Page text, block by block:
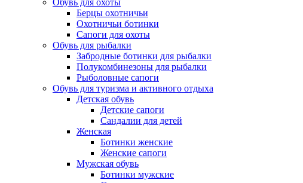
Обувь для охоты
Берцы охотничьи
Охотничьи ботинки
Сапоги для охоты
Обувь для рыбалки
Забродные ботинки для рыбалки
Полукомбинезоны для рыбалки
Рыболовные сапоги
Обувь для туризма и активного отдыха
Детская обувь
Детские сапоги
Сандалии для детей
Женская
Ботинки женские
Женские сапоги
Мужская обувь
Ботинки мужские